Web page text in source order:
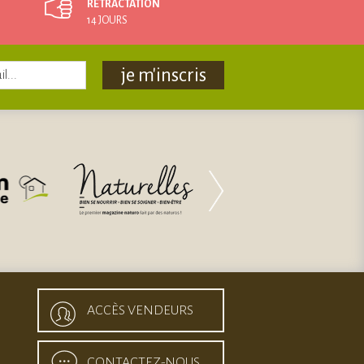
RÉTRACTATION
14 JOURS
je m'inscris
ACCÈS VENDEURS